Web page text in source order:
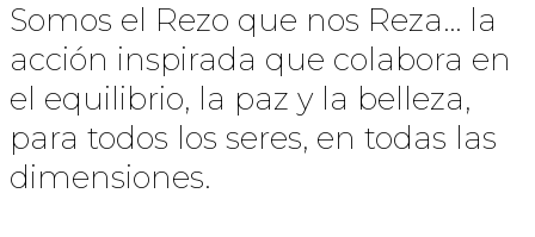
Somos el Rezo que nos Reza… la
acción inspirada que colabora en
el equilibrio, la paz y la belleza,
para todos los seres, en todas las
dimensiones.